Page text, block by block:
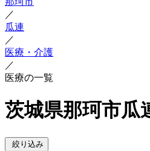
／
瓜連
／
医療・介護
／
医療の一覧
茨城県那珂市瓜
絞り込み